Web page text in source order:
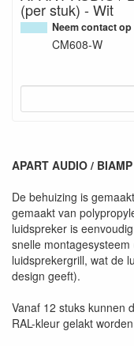
(per stuk) - Wit
Neem contact
CM608-W
APART AUDIO /
De behuizing is
gemaakt van
luidspreker is
snelle
luidsprekergrill, wat de
design geeft).
Vanaf 12 stuks kunnen
RAL-kleur gelakt